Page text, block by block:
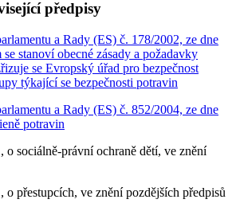
předpisy
a Rady (ES) č. 178/2002, ze dne
stanoví obecné zásady a požadavky
se Evropský úřad pro bezpečnost
týkající se bezpečnosti potravin
a Rady (ES) č. 852/2004, ze dne
potravin
o sociálně-právní ochraně dětí, ve znění
o přestupcích, ve znění pozdějších předpisů